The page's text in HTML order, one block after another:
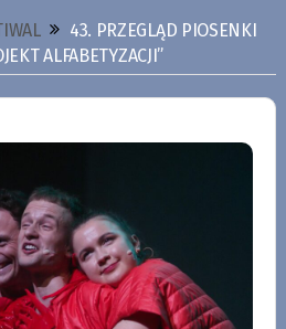
43. PRZEGLĄD PIOSENKI
ALFABETYZACJI”